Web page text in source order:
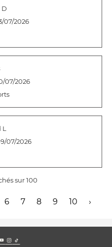
D
07/2026
07/2026
07/2026
sur 100
6 7 8 9 10 ›